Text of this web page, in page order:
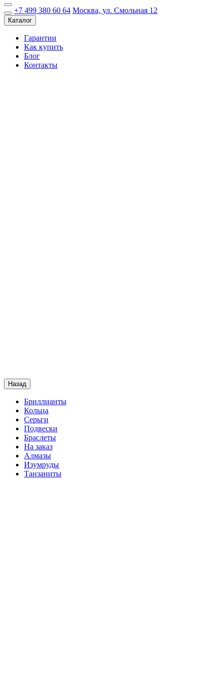
+7 499 380 60 64 Москва, ул. Смольная 12
Каталог
Гарантии
Как купить
Блог
Контакты
Назад
Бриллианты
Кольца
Серьги
Подвески
Браслеты
На заказ
Алмазы
Изумруды
Танзаниты